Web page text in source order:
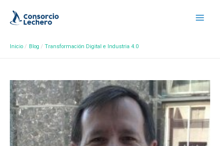
Inicio Blog Transformación Digital e Industria 4.0